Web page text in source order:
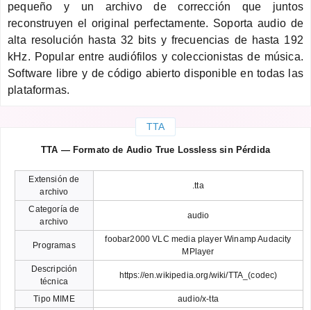
pequeño y un archivo de corrección que juntos
reconstruyen el original perfectamente. Soporta audio de
alta resolución hasta 32 bits y frecuencias de hasta 192
kHz. Popular entre audiófilos y coleccionistas de música.
Software libre y de código abierto disponible en todas las
plataformas.
TTA
TTA — Formato de Audio True Lossless sin Pérdida
Extensión de
archivo
.tta
Categoría de
archivo
audio
Programas
foobar2000 VLC media player Winamp Audacity
MPlayer
Descripción
técnica
https://en.wikipedia.org/wiki/TTA_(codec)
Tipo MIME
audio/x-tta